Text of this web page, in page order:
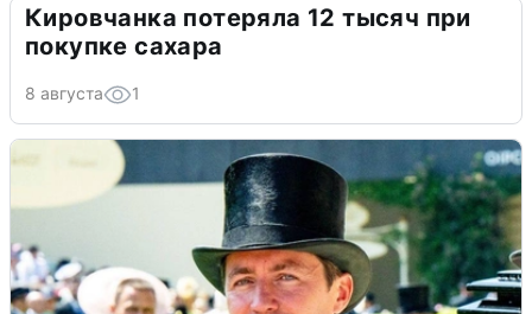
Кировчанка потеряла 12 тысяч при
покупке сахара
8 августа 1